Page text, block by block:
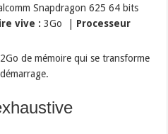
Snapdragon 625 64 bits
vive : 3Go | Processeur
de mémoire qui se transforme